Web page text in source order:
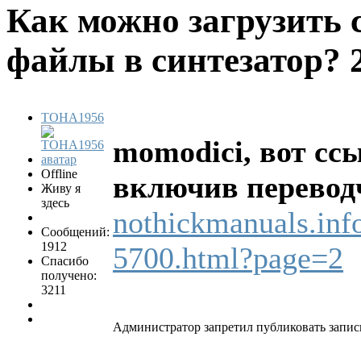
Как можно загрузить
файлы в синтезатор?
TOHA1956
Offline
Живу я
здесь
Сообщений:
1912
Спасибо
получено:
3211
momodici, вот
включив
5700.html?page=2
Администратор запретил публиковать